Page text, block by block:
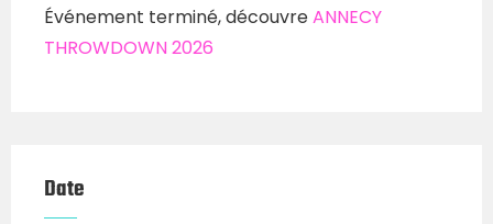
Événement terminé, découvreANNECY
THROWDOWN 2026
Date